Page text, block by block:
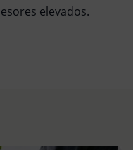
elevados.